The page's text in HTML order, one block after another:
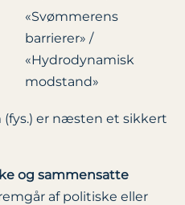
«Svømmerens
barrierer» /
«Hydrodynamisk
modstand»
er næsten et sikkert
og sammensatte
af politiske eller